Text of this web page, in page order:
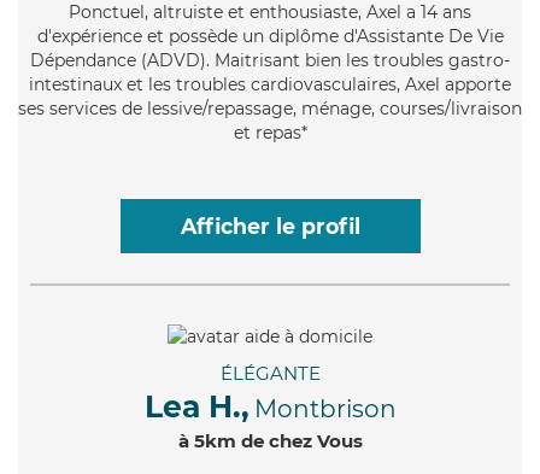
Ponctuel , altruiste et enthousiaste, Axel a 14 ans
d'expérience et possède un diplôme d'Assistante De Vie
Dépendance (ADVD). Maitrisant bien les troubles gastro-
intestinaux et les troubles cardiovasculaires, Axel apporte
ses services de lessive/repassage, ménage, courses/livraison
et repas*
Afficher le profil
ÉLÉGANTE
Lea H., Montbrison
à 5km de chez Vous